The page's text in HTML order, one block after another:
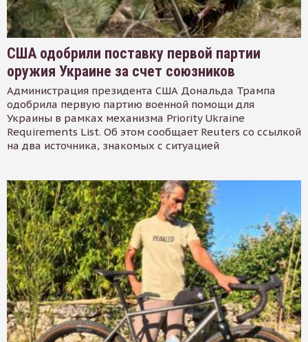
США одобрили поставку первой партии
оружия Украине за счет союзников
Администрация президента США Дональда Трампа
одобрила первую партию военной помощи для
Украины в рамках механизма Priority Ukraine
Requirements List. Об этом сообщает Reuters со ссылкой
на два источника, знакомых с ситуацией